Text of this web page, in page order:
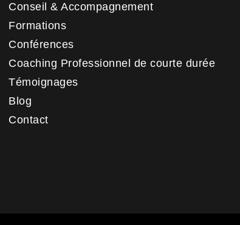
Conseil & Accompagnement
Formations
Conférences
Coaching Professionnel de courte durée
Témoignages
Blog
Contact